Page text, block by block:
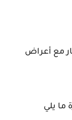
مع أعراض
ما يلي